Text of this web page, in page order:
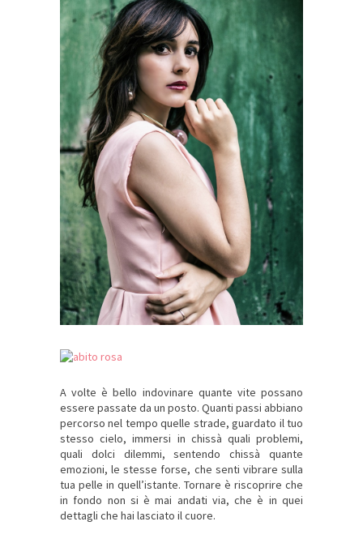
A volte è bello indovinare quante vite possano
essere passate da un posto. Quanti passi abbiano
percorso nel tempo quelle strade, guardato il tuo
stesso cielo, immersi in chissà quali problemi,
quali dolci dilemmi, sentendo chissà quante
emozioni, le stesse forse, che senti vibrare sulla
tua pelle in quell’istante. Tornare è riscoprire che
in fondo non si è mai andati via, che è in quei
dettagli che hai lasciato il cuore.